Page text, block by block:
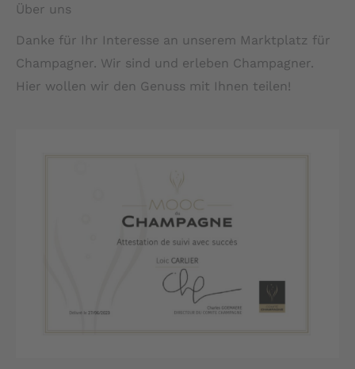
Über uns
Danke für Ihr Interesse an unserem Marktplatz für
Champagner. Wir sind und erleben Champagner.
Hier wollen wir den Genuss mit Ihnen teilen!